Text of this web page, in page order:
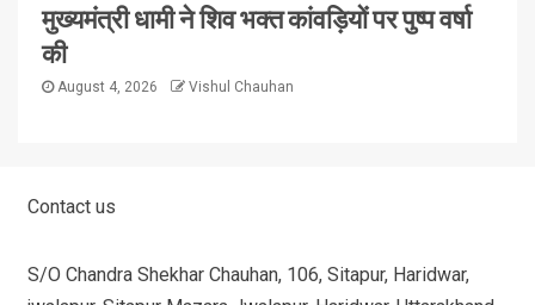
मुख्यमंत्री धामी ने शिव भक्त कांवड़ियों पर पुष्प वर्षा
की
August 4, 2026 Vishul Chauhan
Contact us
S/O Chandra Shekhar Chauhan, 106, Sitapur, Haridwar,